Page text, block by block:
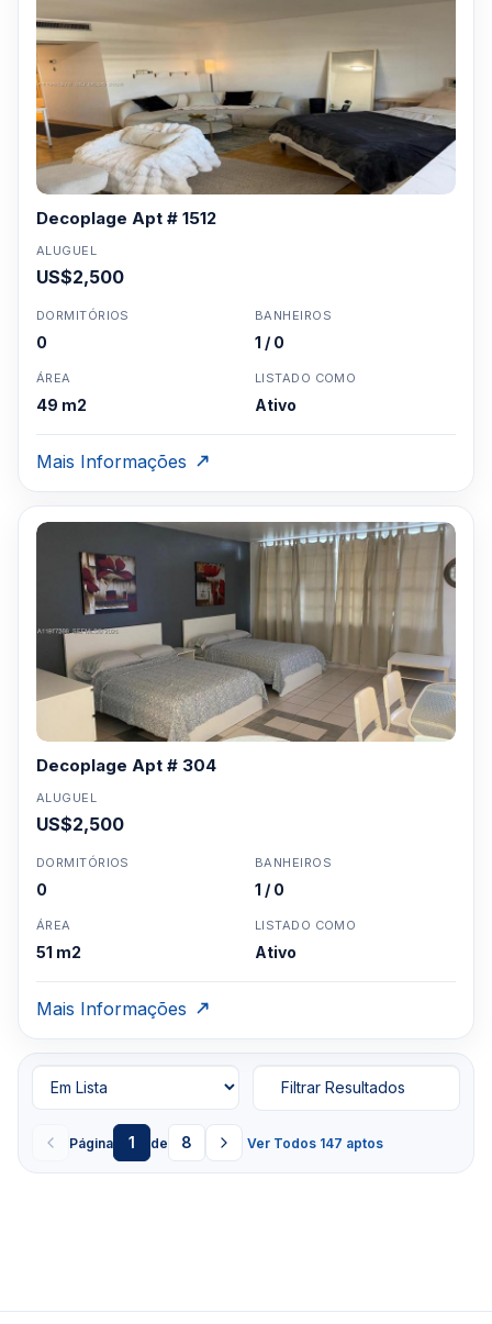
Decoplage Apt # 1512
ALUGUEL
US$2,500
DORMITÓRIOS
0
BANHEIROS
1 / 0
ÁREA
49 m2
LISTADO COMO
Ativo
Mais Informações
Decoplage Apt # 304
ALUGUEL
US$2,500
DORMITÓRIOS
0
BANHEIROS
1 / 0
ÁREA
51 m2
LISTADO COMO
Ativo
Mais Informações
Página 1 de 8 Ver Todos 147 aptos
Filtrar Resultados